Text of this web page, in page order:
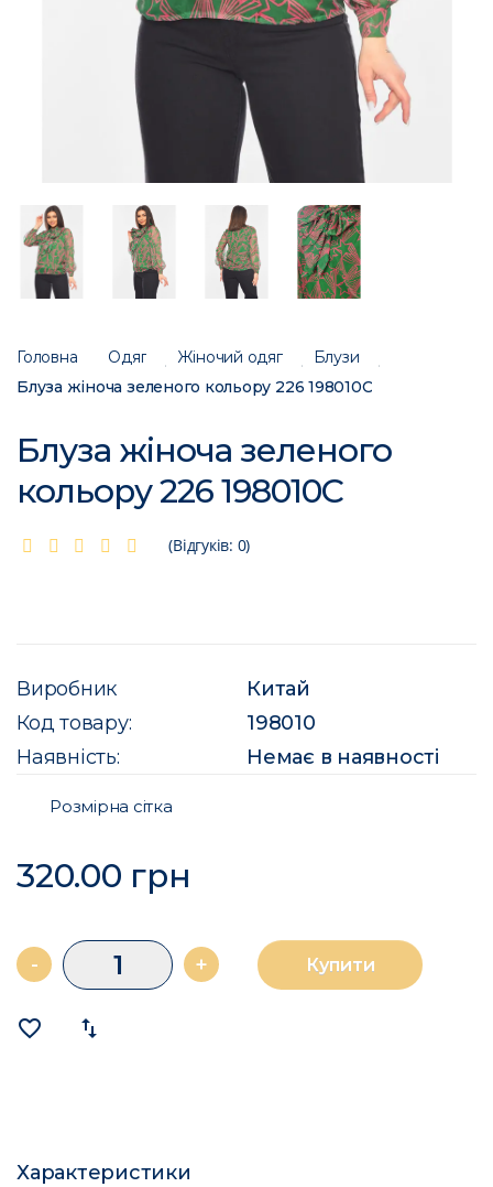
Головна Одяг Жіночий одяг
Блузи
Блуза жіноча зеленого кольору 226 198010C
Блуза жіноча зеленого
кольору 226 198010C
(Відгуків: 0)
Виробник
Китай
Код товару:
198010
Наявність:
Немає в наявності
Розмірна сітка
320.00 грн
- + Купити
favorite_border import_export
Характеристики